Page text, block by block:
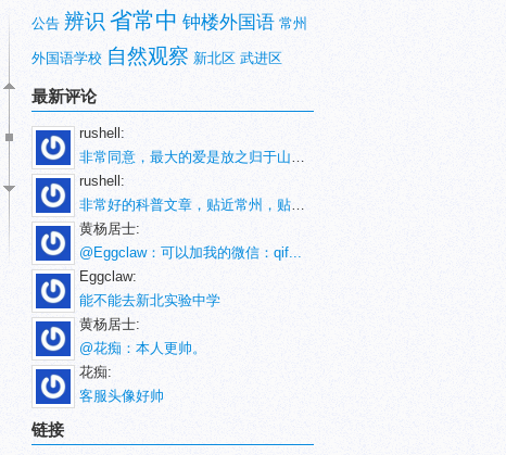
公告 辨识 省常中 钟楼外国语 常州
外国语学校 自然观察 新北区 武进区
最新评论
rushell:
非常同意，最大的爱是放之归于山林。
rushell:
非常好的科普文章，贴近常州，贴近生活！
黄杨居士:
@Eggclaw：可以加我的微信：qif...
Eggclaw:
能不能去新北实验中学
黄杨居士:
@花痴：本人更帅。
花痴:
客服头像好帅
链接